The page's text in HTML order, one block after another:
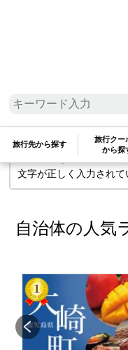
旅行先から探す
旅行クー
から探
検索条件に一
せん
検索条件を変更して再度
文字が正しく入力され
自治体の人気